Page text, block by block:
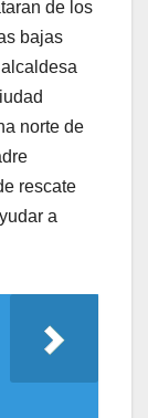
de los
bajas
norte de
rescate
a